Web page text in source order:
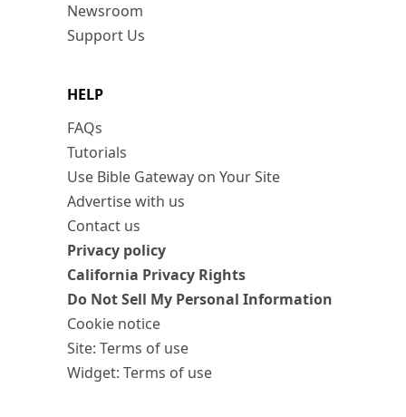
Newsroom
Support Us
HELP
FAQs
Tutorials
Use Bible Gateway on Your Site
Advertise with us
Contact us
Privacy policy
California Privacy Rights
Do Not Sell My Personal Information
Cookie notice
Site: Terms of use
Widget: Terms of use